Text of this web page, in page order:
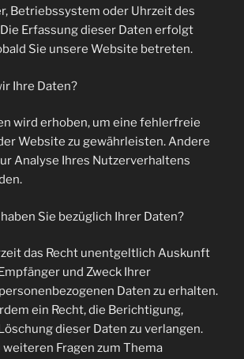
Betriebssystem oder Uhrzeit des
Erfassung dieser Daten erfolgt
Sie unsere Website betreten.
Ihre Daten?
wird erhoben, um eine fehlerfreie
Website zu gewährleisten. Andere
Analyse Ihres Nutzerverhaltens
Sie bezüglich Ihrer Daten?
das Recht unentgeltlich Auskunft
und Zweck Ihrer
Daten zu erhalten.
ein Recht, die Berichtigung,
dieser Daten zu verlangen.
weiteren Fragen zum Thema